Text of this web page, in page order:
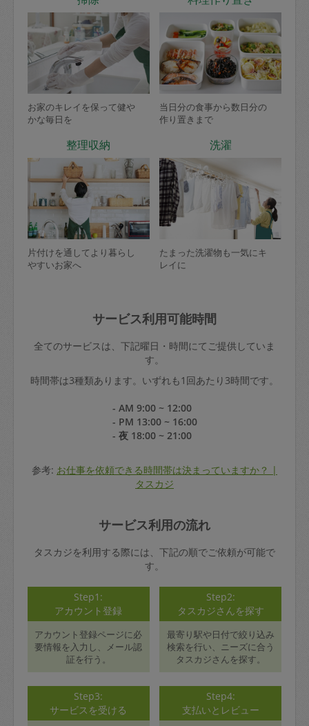
お家のキレイを保って健や
かな毎日を
当日分の食事から数日分の
作り置きまで
整理収納
片付けを通してより暮らし
やすいお家へ
洗濯
たまった洗濯物も一気にキ
レイに
サービス利用可能時間
全てのサービスは、下記曜日・時間にてご提供していま
す。
時間帯は3種類あります。いずれも1回あたり3時間です。
- AM 9:00 ~ 12:00
- PM 13:00 ~ 16:00
- 夜 18:00 ~ 21:00
参考: お仕事を依頼できる時間帯は決まっていますか？ |
タスカジ
サービス利用の流れ
タスカジを利用する際には、下記の順でご依頼が可能で
す。
Step1:
アカウント登録
アカウント登録ページに必
要情報を入力し、メール認
証を行う。
Step2:
タスカジさんを探す
最寄り駅や日付で絞り込み
検索を行い、ニーズに合う
タスカジさんを探す。
Step3:
サービスを受ける
Step4:
支払いとレビュー